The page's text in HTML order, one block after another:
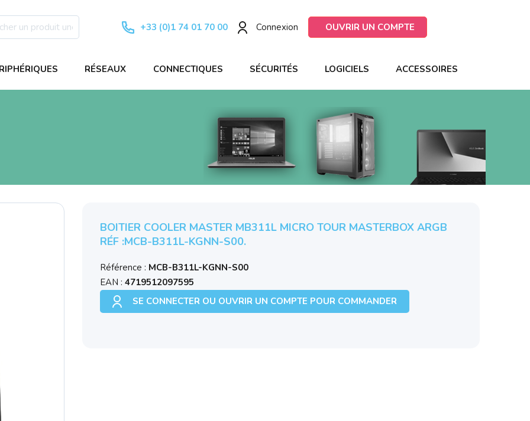
+33 (0)1 74 01 70 00 Connexion OUVRIR UN COMPTE
RÉSEAUX CONNECTIQUES SÉCURITÉS LOGICIELS ACCESSOIRES
BOITIER COOLER MASTER MB311L MICRO TOUR MASTERBOX ARGB
RÉF :MCB-B311L-KGNN-S00.
Référence : MCB-B311L-KGNN-S00
EAN : 4719512097595
SE CONNECTER OU OUVRIR UN COMPTE POUR COMMANDER